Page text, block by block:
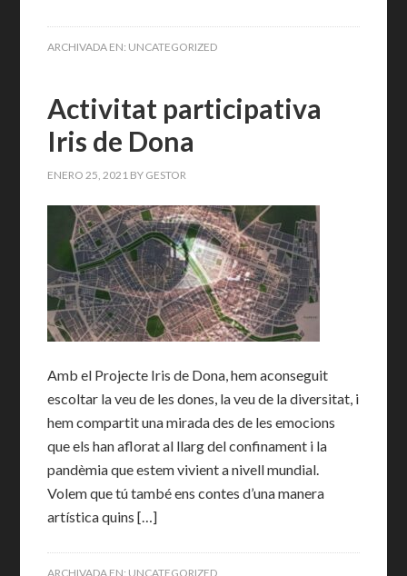
ARCHIVADA EN: UNCATEGORIZED
Activitat participativa
Iris de Dona
ENERO 25, 2021 BY GESTOR
Amb el Projecte Iris de Dona, hem aconseguit
escoltar la veu de les dones, la veu de la diversitat, i
hem compartit una mirada des de les emocions
que els han aflorat al llarg del confinament i la
pandèmia que estem vivient a nivell mundial.
Volem que tú també ens contes d’una manera
artística quins […]
ARCHIVADA EN: UNCATEGORIZED